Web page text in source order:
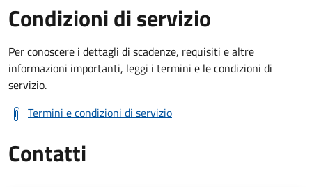
Condizioni di servizio
Per conoscere i dettagli di scadenze, requisiti e altre
informazioni importanti, leggi i termini e le condizioni di
servizio.
Termini e condizioni di servizio
Contatti